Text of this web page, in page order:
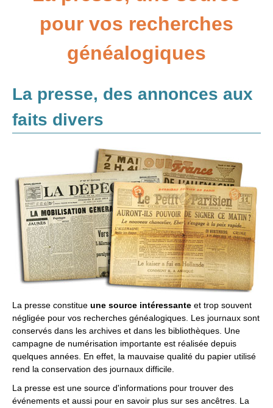
Adresses
Généalogie et Histoire
pour vos recherches
généalogiques
La presse, des annonces aux
faits divers
La presse constitue une source intéressante et trop souvent
négligée pour vos recherches généalogiques. Les journaux sont
conservés dans les archives et dans les bibliothèques. Une
campagne de numérisation importante est réalisée depuis
quelques années. En effet, la mauvaise qualité du papier utilisé
rend la conservation des journaux difficile.
La presse est une source d'informations pour trouver des
événements et aussi pour en savoir plus sur ses ancêtres. La